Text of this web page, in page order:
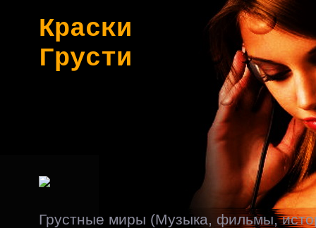
Краски
Грусти
Грустные миры (Музыка, фильмы,